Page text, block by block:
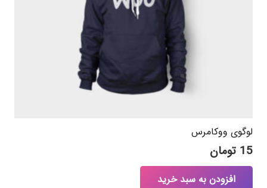
لوگوی ووکامرس
15 تومان
افزودن به سبد خرید